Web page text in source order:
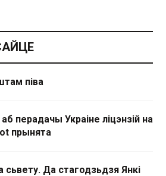
піва
перадачы Украіне ліцэнзій на
прынята
сьвету. Да стагодзьдзя Янкі